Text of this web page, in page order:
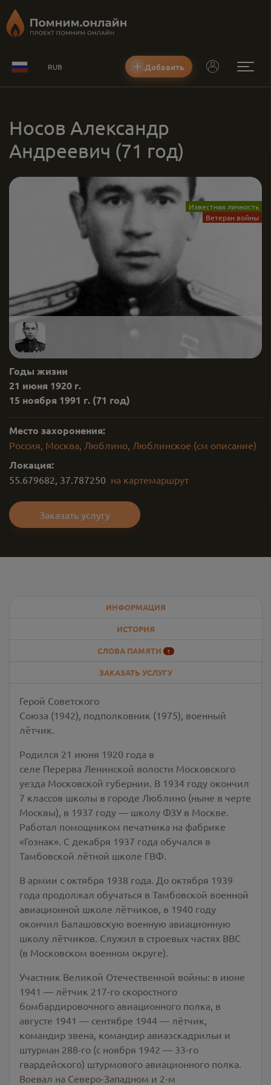
RUB Добавить
Носов Александр
Андреевич (71 год)
Известная личность
Ветеран войны
Годы жизни
21 июня 1920 г.
15 ноября 1991 г. (71 год)
Место захоронения:
Россия, Москва, Люблино, Люблинское (см описание)
Локация:
55.679682, 37.787250 на картемаршрут
Заказать услугу
ИНФОРМАЦИЯ
ИСТОРИЯ
СЛОВА ПАМЯТИ 1
ЗАКАЗАТЬ УСЛУГУ
Герой Советского
Союза (1942), подполковник (1975), военный
лётчик.
Родился 21 июня 1920 года в
селе Перерва Ленинской волости Московского
уезда Московской губернии. В 1934 году окончил
7 классов школы в городе Люблино (ныне в черте
Москвы), в 1937 году — школу ФЗУ в Москве.
Работал помощником печатника на фабрике
«Гознак». С декабря 1937 года обучался в
Тамбовской лётной школе ГВФ.
В армии с октября 1938 года. До октября 1939
года продолжал обучаться в Тамбовской военной
авиационной школе лётчиков, в 1940 году
окончил Балашовскую военную авиационную
школу лётчиков. Служил в строевых частях ВВС
(в Московском военном округе).
Участник Великой Отечественной войны: в июне
1941 — лётчик 217-го скоростного
бомбардировочного авиационного полка, в
августе 1941 — сентябре 1944 — лётчик,
командир звена, командир авиаэскадрильи и
штурман 288-го (с ноября 1942 — 33-го
гвардейского) штурмового авиационного полка.
Воевал на Северо-Западном и 2-м